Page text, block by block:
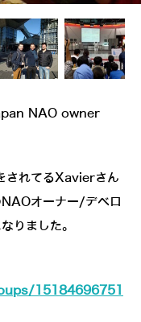
NAO owner
されてるXavierさん
オーナー/デベロ
りました。
15184696751